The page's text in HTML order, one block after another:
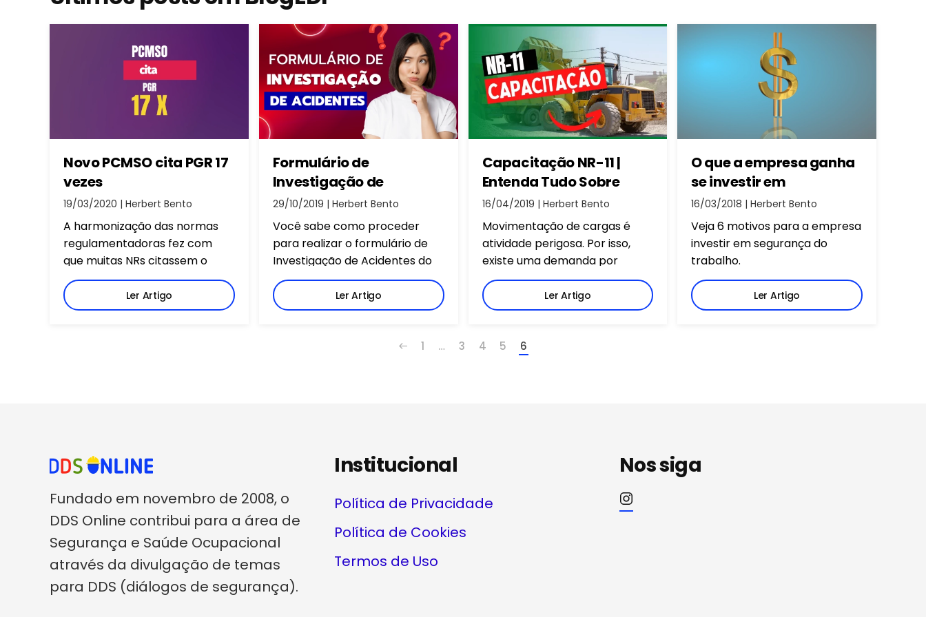
Novo PCMSO cita PGR 17
vezes
19/03/2020 | Herbert Bento
A harmonização das normas
regulamentadoras fez com
que muitas NRs citassem o
PGR. É o caso da NR-07. Veja
que PCMSO cita PGR 17 vezes.
Ler Artigo
Formulário de
Investigação de
Acidentes do Trabalho: o
que não pode faltar?
29/10/2019 | Herbert Bento
Você sabe como proceder
para realizar o formulário de
Investigação de Acidentes do
Trabalho? Veja as principais
informações que devem estar
contidas no documento.
Ler Artigo
Capacitação NR-11 |
Entenda Tudo Sobre
16/04/2019 | Herbert Bento
Movimentação de cargas é
atividade perigosa. Por isso,
existe uma demanda por
capacitação NR-11, para que os
trabalhadores aprender a
operar com segurança.
Ler Artigo
O que a empresa ganha
se investir em
segurança do trabalho?
16/03/2018 | Herbert Bento
Veja 6 motivos para a empresa
investir em segurança do
trabalho.
Ler Artigo
1 … 3 4 5 6
Fundado em novembro de 2008, o
DDS Online contribui para a área de
Segurança e Saúde Ocupacional
através da divulgação de temas
para DDS (diálogos de segurança).
Institucional
Política de Privacidade
Política de Cookies
Termos de Uso
Nos siga